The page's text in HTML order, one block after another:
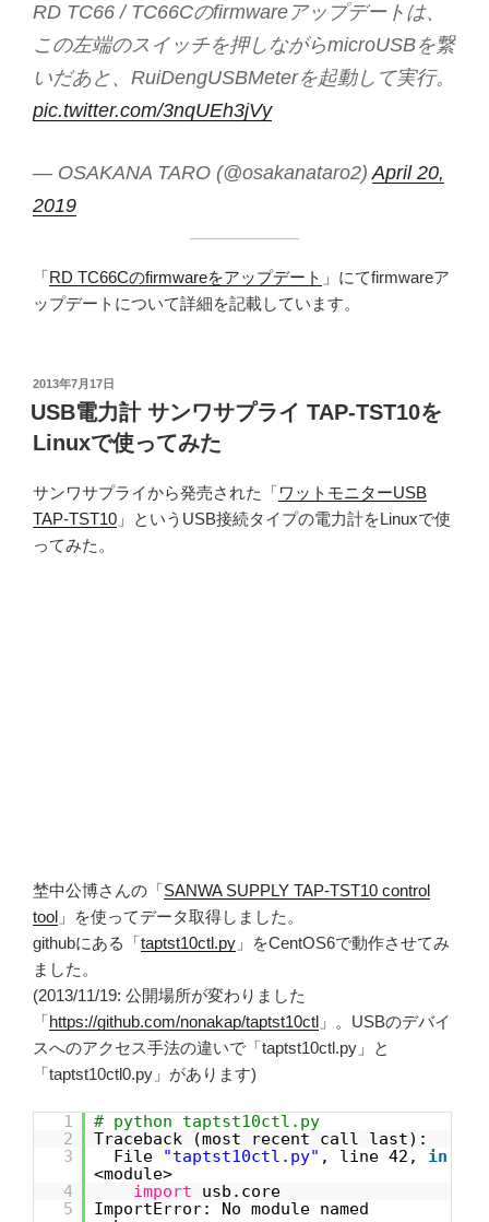
RD TC66 / TC66Cのfirmwareアップデートは、
この左端のスイッチを押しながらmicroUSBを繋
いだあと、RuiDengUSBMeterを起動して実行。
pic.twitter.com/3nqUEh3jVy
— OSAKANA TARO (@osakanataro2)April 20,
2019
「RD TC66Cのfirmwareをアップデート 」にてfirmwareア
ップデートについて詳細を記載しています。
投
稿
日:
2013年7月17日
USB電力計 サンワサプライ TAP-TST10を
Linuxで使ってみた
サンワサプライから発売された「ワットモニターUSB
TAP-TST10 」というUSB接続タイプの電力計をLinuxで使
ってみた。
埜中公博さんの「SANWA SUPPLY TAP-TST10 control
tool 」を使ってデータ取得しました。
githubにある「taptst10ctl.py 」をCentOS6で動作させてみ
ました。
(2013/11/19: 公開場所が変わりました
「https://github.com/nonakap/taptst10ctl 」。USBのデバイ
スへのアクセス手法の違いで「taptst10ctl.py」と
「taptst10ctl0.py」があります)
1
# python taptst10ctl.py
2
Traceback (most recent call last):
3
File "taptst10ctl.py" , line 42, in
<module>
4
import
usb.core
5
ImportError: No module named